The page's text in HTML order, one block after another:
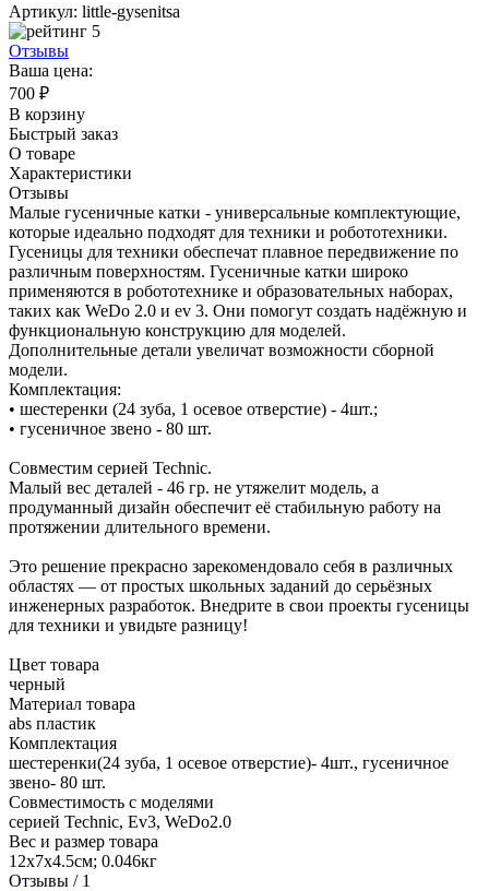
Артикул: little-gysenitsa
5
Отзывы
Ваша цена:
700 ₽
В корзину
Быстрый заказ
О товаре
Характеристики
Отзывы
Малые гусеничные катки - универсальные комплектующие,
которые идеально подходят для техники и робототехники.
Гусеницы для техники обеспечат плавное передвижение по
различным поверхностям. Гусeничные катки широко
применяются в робототехнике и образовательных наборах,
таких как WeDo 2.0 и ev 3. Они помогут создать надёжную и
функциональную конструкцию для моделей.
Дополнительные детали увеличат возможности сборной
модели.
Комплектация:
• шестеренки (24 зуба, 1 осевое отверстие) - 4шт.;
• гусеничное звено - 80 шт.
Совместим серией Technic.
Малый вес деталей - 46 гр. не утяжелит модель, а
продуманный дизайн обеспечит её стабильную работу на
протяжении длительного времени.
Это решение прекрасно зарекомендовало себя в различных
областях — от простых школьных заданий до серьёзных
инженерных разработок. Внедрите в свои проекты гусеницы
для техники и увидьте разницу!
Цвет товара
черный
Материал товара
abs пластик
Комплектация
шестеренки(24 зуба, 1 осевое отверстие)- 4шт., гусеничное
звено- 80 шт.
Совместимость с моделями
серией Technic, Ev3, WeDo2.0
Вес и размер товара
12х7х4.5см; 0.046кг
Отзывы / 1